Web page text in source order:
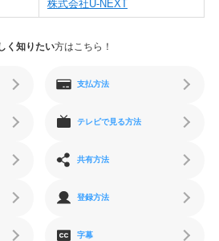
株式会社U-NEXT
く知りたい方はこちら！
支払方法
テレビで見る方法
共有方法
登録方法
字幕